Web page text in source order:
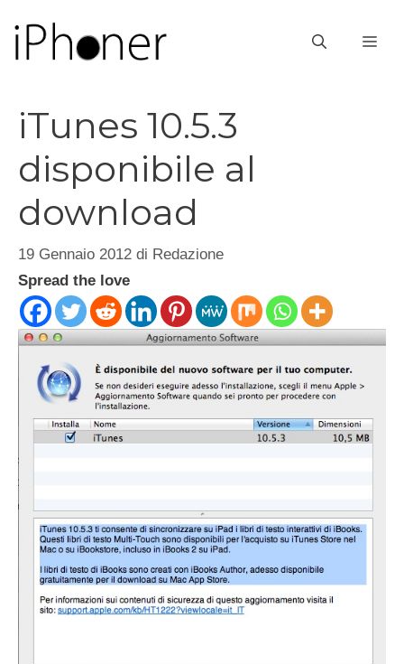
contenuto
iTunes 10.5.3
disponibile al
download
19 Gennaio 2012 di Redazione
Spread the love